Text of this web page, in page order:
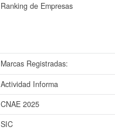
Ranking de Empresas
Marcas Registradas:
Actividad Informa
CNAE 2025
SIC